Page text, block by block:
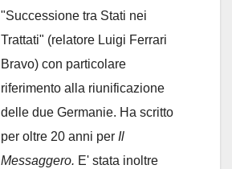
"Successione tra Stati nei
Trattati" (relatore Luigi Ferrari
Bravo) con particolare
riferimento alla riunificazione
delle due Germanie. Ha scritto
per oltre 20 anni per Il
Messaggero. E' stata inoltre